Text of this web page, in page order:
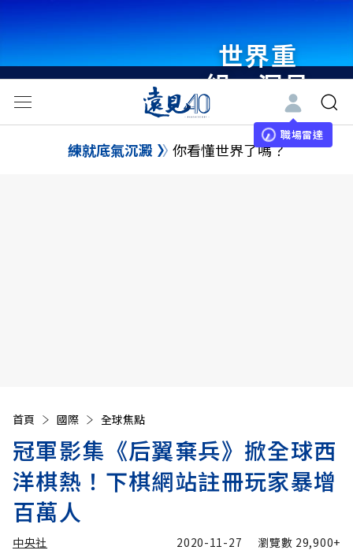
世界重
組・洞見
未來 與
世界領袖
職場雷達
練就底氣沉澱 你看懂世界了嗎？
首頁 國際 全球焦點
冠軍影集《后翼棄兵》掀全球西
洋棋熱！下棋網站註冊玩家暴增
百萬人
中央社 2020-11-27 瀏覽數 29,900+